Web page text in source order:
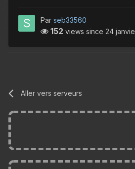
Par seb33560
152 views since 24
Aller vers serveurs